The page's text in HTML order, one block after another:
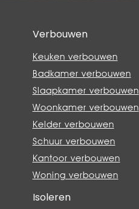
Verbouwen
Keuken verbouwen
Badkamer verbouwen
Slaapkamer verbouwen
Woonkamer verbouwen
Kelder verbouwen
Schuur verbouwen
Kantoor verbouwen
Woning verbouwen
Isoleren